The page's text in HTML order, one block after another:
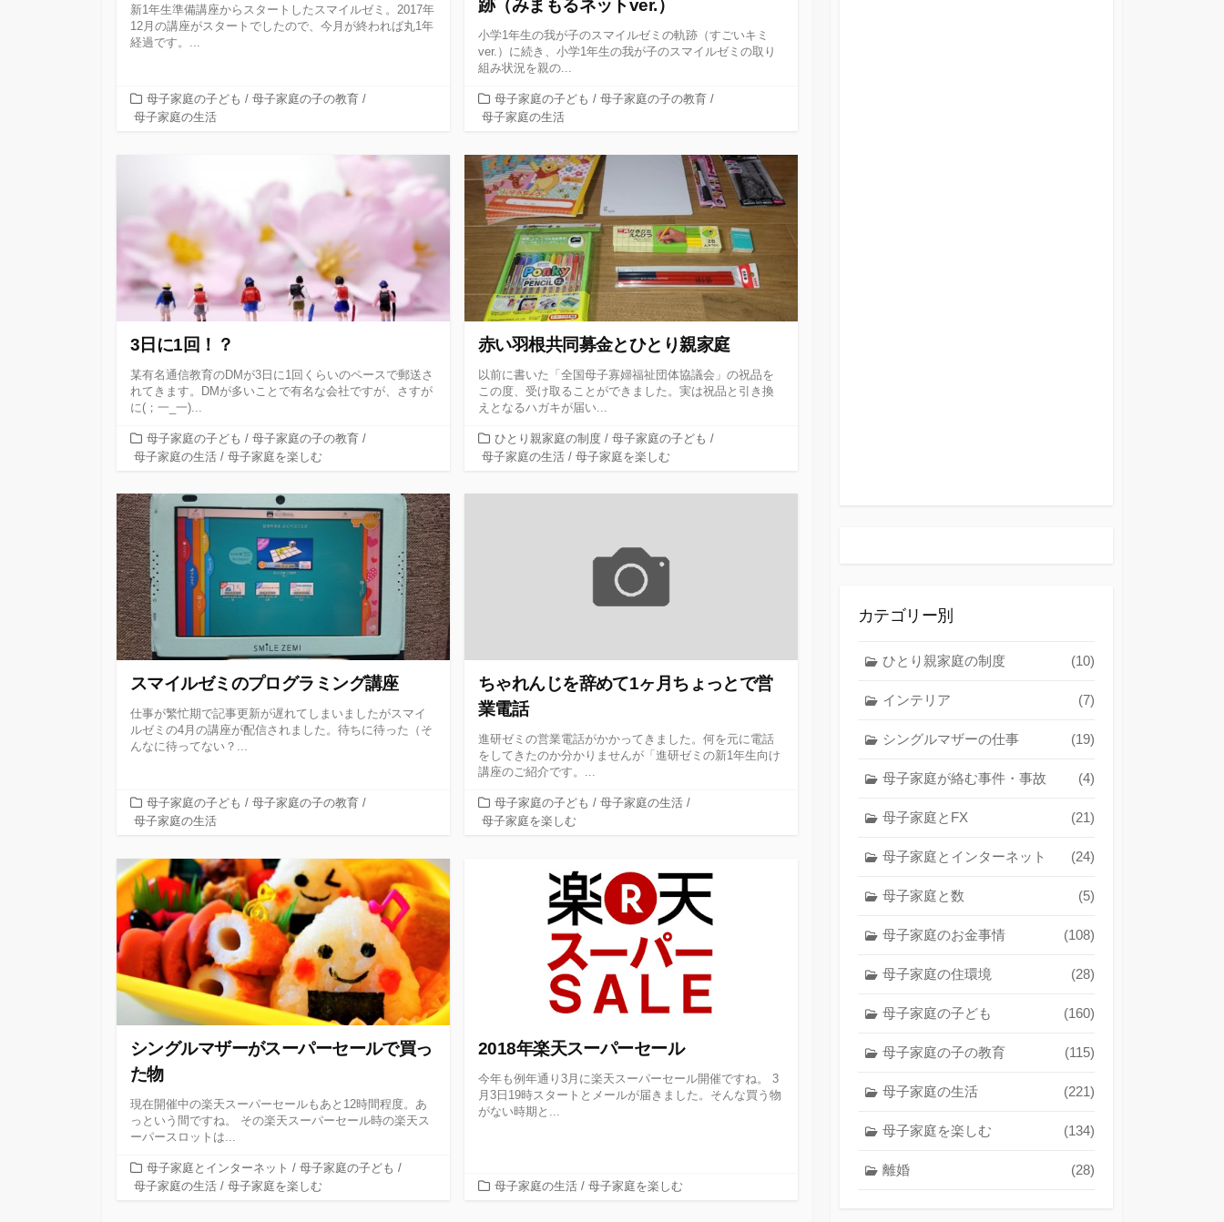
新1年生準備講座からスタートしたスマイルゼミ。2017年
12月の講座がスタートでしたので、今月が終われば丸1年
経過です。...
カ
テ
母子家庭の子ども / 母子家庭の子の教育 /
母子家庭の生活
跡（みまもるネットver.）
小学1年生の我が子のスマイルゼミの軌跡（すごいキミ
ver.）に続き、小学1年生の我が子のスマイルゼミの取り
組み状況を親の...
カ
テ
リ
ー
母子家庭の子ども / 母子家庭の子の教育 /
母子家庭の生活
3日に1回！？
某有名通信教育のDMが3日に1回くらいのペースで郵送さ
れてきます。DMが多いことで有名な会社ですが、さすが
に(；一_一)...
カ
テ
リ
ー
母子家庭の子ども / 母子家庭の子の教育 /
母子家庭の生活 / 母子家庭を楽しむ
赤い羽根共同募金とひとり親家庭
以前に書いた「全国母子寡婦福祉団体協議会」の祝品を
この度、受け取ることができました。実は祝品と引き換
えとなるハガキが届い...
カ
テ
リ
ひとり親家庭の制度 / 母子家庭の子ども /
母子家庭の生活 / 母子家庭を楽しむ
スマイルゼミのプログラミング講座
仕事が繁忙期で記事更新が遅れてしまいましたがスマイ
ルゼミの4月の講座が配信されました。待ちに待った（そ
んなに待ってない？...
カ
テ
リ
ー
母子家庭の子ども / 母子家庭の子の教育 /
母子家庭の生活
ちゃれんじを辞めて1ヶ月ちょっとで営
業電話
進研ゼミの営業電話がかかってきました。何を元に電話
をしてきたのか分かりませんが「進研ゼミの新1年生向け
講座のご紹介です。...
カ
テ
母子家庭の子ども / 母子家庭の生活 /
母子家庭を楽しむ
シングルマザーがスーパーセールで買っ
た物
現在開催中の楽天スーパーセールもあと12時間程度。あ
っという間ですね。 その楽天スーパーセール時の楽天ス
ーパースロットは...
カ
テ
母子家庭とインターネット / 母子家庭の子ども /
母子家庭の生活 / 母子家庭を楽しむ
2018年楽天スーパーセール
今年も例年通り3月に楽天スーパーセール開催ですね。 3
月3日19時スタートとメールが届きました。そんな買う物
がない時期と...
カ
母子家庭の生活 / 母子家庭を楽しむ
カテゴリー別
ひとり親家庭の制度 (10)
インテリア (7)
シングルマザーの仕事 (19)
母子家庭が絡む事件・事故 (4)
母子家庭とFX (21)
母子家庭とインターネット (24)
母子家庭と数 (5)
母子家庭のお金事情 (108)
母子家庭の住環境 (28)
母子家庭の子ども (160)
母子家庭の子の教育 (115)
母子家庭の生活 (221)
母子家庭を楽しむ (134)
離婚 (28)